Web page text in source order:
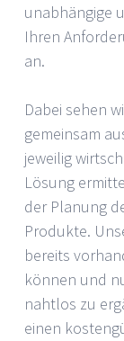
unabhängige
Ihren
an.
Dabei sehen
gemeinsam
jeweilig
Lösung
der Planung
Produkte.
bereits
können und
nahtlos zu
einen